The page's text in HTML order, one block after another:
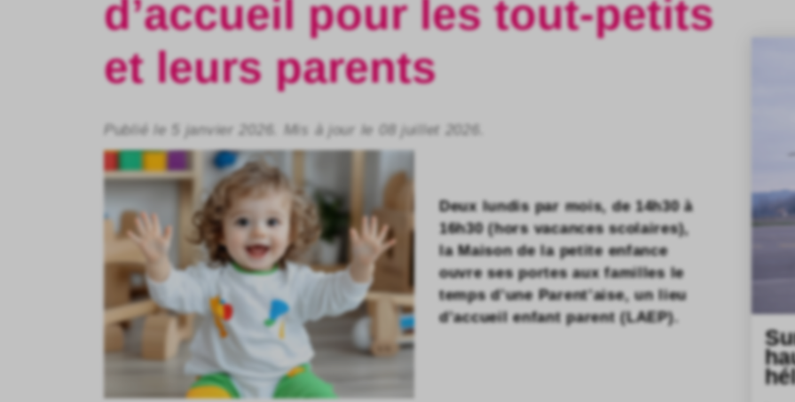
d’accueil pour les tout-petits
et leurs parents
Publié le 5 janvier 2026. Mis à jour le 08 juillet 2026.
Deux lundis par mois, de 14h30 à
16h30 (hors vacances scolaires),
la Maison de la petite enfance
ouvre ses portes aux familles le
temps d’une Parent’aise, un lieu
d’accueil enfant parent (LAEP).